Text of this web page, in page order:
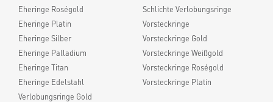
Eheringe Roségold
Eheringe Platin
Eheringe Silber
Eheringe Palladium
Eheringe Titan
Eheringe Edelstahl
Verlobungsringe Gold
Schlichte Verlobungsringe
Vorsteckringe
Vorsteckringe Gold
Vorsteckringe Weißgold
Vorsteckringe Roségold
Vorsteckringe Platin